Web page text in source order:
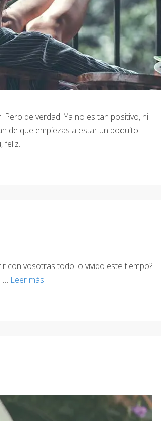
de verdad. Ya no es tan positivo, ni
de que empiezas a estar un poquito
feliz.
con vosotras todo lo vivido este tiempo?
… Leer más